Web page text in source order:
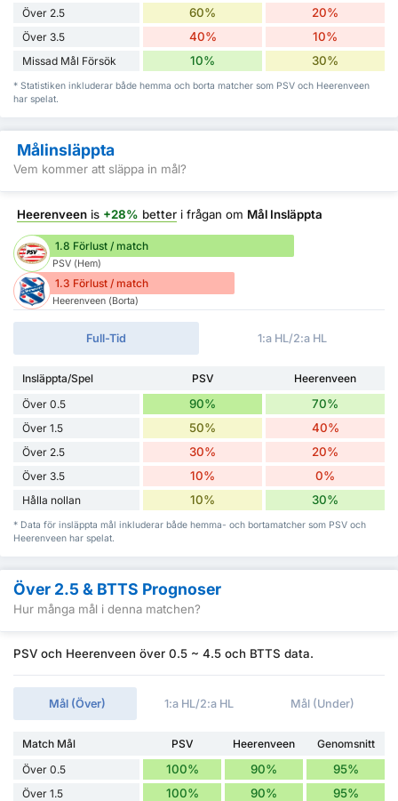
Över 2.5 60% 20%
Över 3.5 40% 10%
Missad Mål Försök 10% 30%
* Statistiken inkluderar både hemma och borta matcher som PSV och Heerenveen
har spelat.
Målinsläppta
Vem kommer att släppa in mål?
Heerenveen is +28% better i frågan om Mål Insläppta
1.8 Förlust / match
PSV (Hem)
1.3 Förlust / match
Heerenveen (Borta)
Full-Tid 1:a HL/2:a HL
Insläppta/Spel PSV
Heerenveen
Över 0.5
90% 70%
Över 1.5 50% 40%
Över 2.5 30% 20%
Över 3.5 10% 0%
Hålla nollan 10% 30%
* Data för insläppta mål inkluderar både hemma- och bortamatcher som PSV och
Heerenveen har spelat.
Över 2.5 & BTTS Prognoser
Hur många mål i denna matchen?
PSV och Heerenveen över 0.5 ~ 4.5 och BTTS data.
Mål (Över) 1:a HL/2:a HL Mål (Under)
Match Mål PSV Heerenveen
Genomsnitt
Över 0.5
100% 90% 95%
Över 1.5 100% 90% 95%